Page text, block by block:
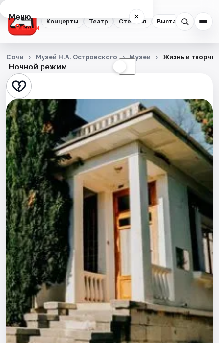
Концерты Театр Стендап Выставки
Меню ×
Сочи
Концерты
Театр
Стендап
Выставки
Квесты
Экскурсии
Спорт
События
Города
Площадки
Артисты
Рейтинги
Ночной режим ☾
Сочи Музей Н.А. Островского Музеи Жизнь и